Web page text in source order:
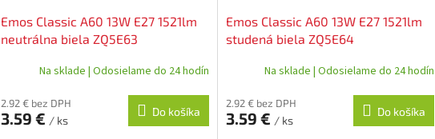
Emos Classic A60 13W E27 1521lm
neutrálna biela ZQ5E63
Na sklade | Odosielame do 24 hodín
2.92 € bez DPH
3.59 € / ks
Do košíka
Emos Classic A60 13W E27 1521lm
studená biela ZQ5E64
Na sklade | Odosielame do 24 hodín
2.92 € bez DPH
3.59 € / ks
Do košíka